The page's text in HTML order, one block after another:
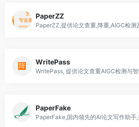
PaperZZ
PaperZZ,提供论文查重,降重,AIGC检测
WritePass
PaperFake